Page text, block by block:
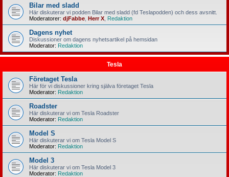
Bilar med sladd
Här diskuterar vi podden Bilar med sladd (fd Teslapodden) och dess avsnitt.
Moderatorer: djFabbe Herr X Redaktion
Dagens nyhet
Diskussioner om dagens nyhetsartikel på hemsidan
Moderator: Redaktion
Tesla
Företaget Tesla
Här för vi diskussioner kring själva företaget Tesla
Moderator: Redaktion
Roadster
Här diskuterar vi om Tesla Roadster
Moderator: Redaktion
Model S
Här diskuterar vi om Tesla Model S
Moderator: Redaktion
Model 3
Här diskuterar vi om Tesla Model 3
Moderator: Redaktion